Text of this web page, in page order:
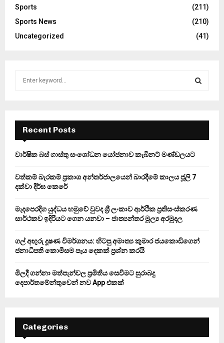
Sports
(211)
Sports News
(210)
Uncategorized
(41)
f
r
E
A
Recent Posts
වාර්ෂික බස් ගාස්තු සංශෝධන යෝජනාව කැබිනට් මණ්ඩලයට
වත්කම් බැරකම් ප්‍රකාශ අන්තර්ජාලයෙන් බාරදීමේ කාලය ජූලි 7
දක්වා දීර්ඝ කෙරේ
මැදපෙරදිග යුද්ධය හමුවේ වුවද ශ්‍රී ලංකාව ආර්ථික ප්‍රතිසංස්කරණ
සාර්ථකව ඉදිරියට ගෙන යනවා – ජාත්‍යන්තර මූල්‍ය අරමුදල
ගල් අඟුරු දූෂණ විමර්ශනය: හිටපු අමාත්‍ය කුමාර ජයකොඩිගෙන්
ජනාධිපති කොමිසම පැය දෙකක් ප්‍රශ්න කරයි
මිලදී ගන්නා මත්පැන්වල ප්‍රමිතිය සෙවීමට සුරාබදු
දෙපාර්තමේන්තුවෙන් නව App එකක්
Categories